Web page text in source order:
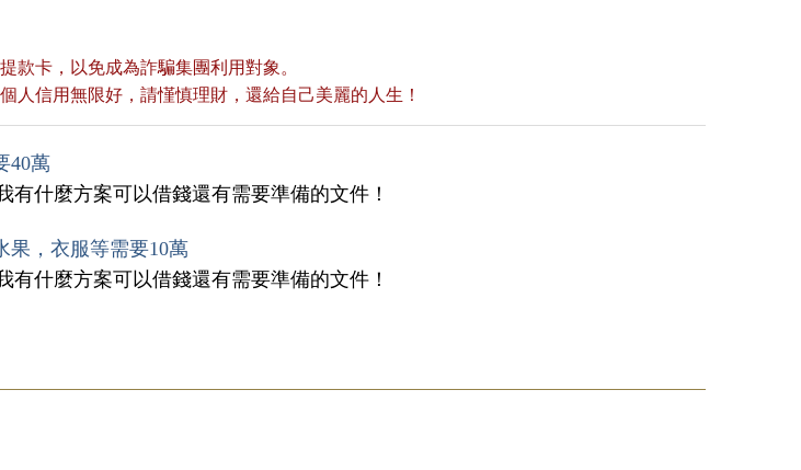
款卡，以免成為詐騙集團利用對象。
人信用無限好，請慬慎理財，還給自己美麗的人生！
40萬
有什麼方案可以借錢還有需要準備的文件！
果，衣服等需要10萬
有什麼方案可以借錢還有需要準備的文件！